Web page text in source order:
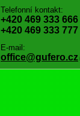
Telefonní kontakt:
+420 469 333 666
+420 469 333 777
E-mail:
office@gufero.cz